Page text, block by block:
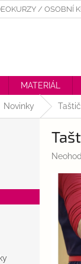
/ OSOBNÍ
MATERIÁL
Novinky
0,0